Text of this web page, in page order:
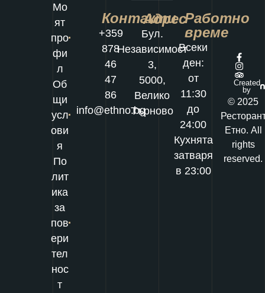
Мо
ят
про
фи
л
Об
щи
усл
ови
я
По
лит
ика
за
пов
ери
тел
нос
т
Контакти
+359
878
46
47
86
info@ethno.bg
Адрес
Бул.
Независимост
3,
5000,
Велико
Търново
Работно
време
Всеки
ден:
от
11:30
до
24:00
Кухнята
затваря
в 23:00
Created
by
© 2025
Етно. All
rights
reserved.